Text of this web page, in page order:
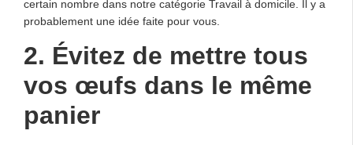
certain nombre dans notre catégorie Travail à domicile. Il y a
probablement une idée faite pour vous.
2. Évitez de mettre tous
vos œufs dans le même
panier